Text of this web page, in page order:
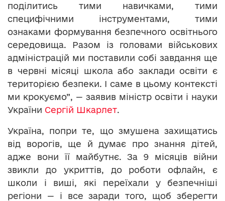
поділитись тими навичками, тими
специфічними інструментами, тими
ознаками формування безпечного освітнього
середовища. Разом із головами військових
адміністрацій ми поставили собі завдання ще
в червні місяці школа або заклади освіти є
територією безпеки. І саме в цьому контексті
ми крокуємо”, — заявив міністр освіти і науки
України Сергій Шкарлет.
Україна, попри те, що змушена захищатись
від ворогів, ще й думає про знання дітей,
адже вони її майбутнє. За 9 місяців війни
звикли до укриттів, до роботи офлайн, є
школи і виші, які переїхали у безпечніші
регіони — і все заради того, щоб зберегти